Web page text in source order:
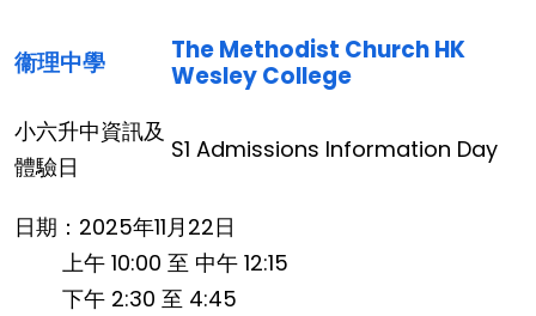
衞理中學
The Methodist Church HK
Wesley College
小六升中資訊及
體驗日
S1 Admissions Information Day
日期：2025年11月22日
上午 10:00 至 中午 12:15
下午 2:30 至 4:45